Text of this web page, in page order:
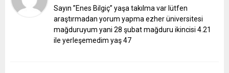
Sayın ”Enes Bilgiç” yaşa takılma var lütfen
araştırmadan yorum yapma ezher üniversitesi
mağduruyum yani 28 şubat mağduru ikincisi 4.21
ile yerleşemedim yaş 47